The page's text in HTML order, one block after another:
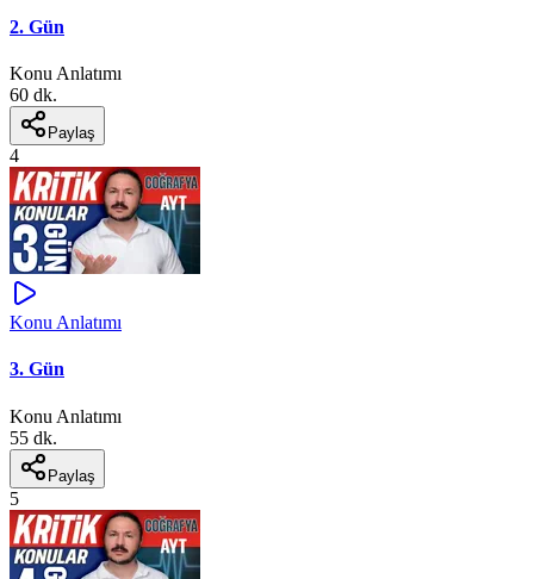
2. Gün
Konu Anlatımı
60 dk.
Paylaş
4
Konu Anlatımı
3. Gün
Konu Anlatımı
55 dk.
Paylaş
5